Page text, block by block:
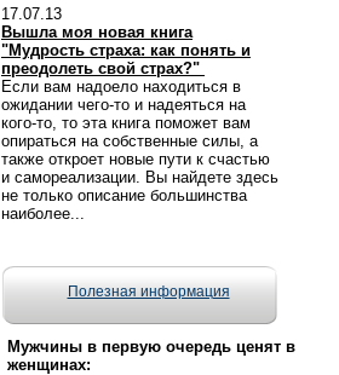
17.07.13
Вышла моя новая книга
"Мудрость страха: как понять и
преодолеть свой страх?"
Если вам надоело находиться в
ожидании чего-то и надеяться на
кого-то, то эта книга поможет вам
опираться на собственные силы, а
также откроет новые пути к счастью
и самореализации. Вы найдете здесь
не только описание большинства
наиболее...
Полезная информация
Мужчины в первую очередь ценят в
женщинах: